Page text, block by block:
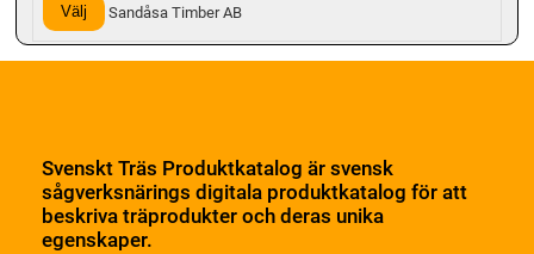
Välj Sandåsa Timber AB
Svenskt Träs Produktkatalog är svensk
sågverksnärings digitala produktkatalog för att
beskriva träprodukter och deras unika
egenskaper.